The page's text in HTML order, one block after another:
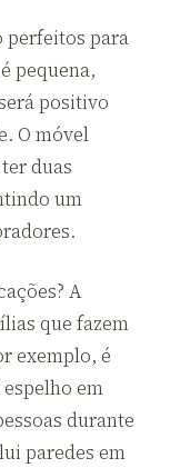
perfeitos para
pequena,
positivo
O móvel
duas
um
A
que fazem
exemplo, é
em
durante
paredes em